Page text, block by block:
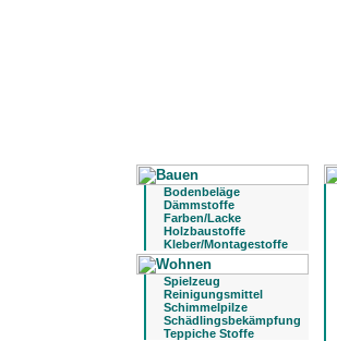
Bodenbeläge
Dämmstoffe
Farben/Lacke
Holzbaustoffe
Kleber/Montagestoffe
Spielzeug
Reinigungsmittel
Schimmelpilze
Schädlingsbekämpfung
Teppiche Stoffe